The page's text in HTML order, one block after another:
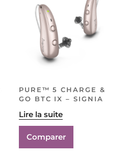
PURE™ 5 CHARGE &
GO BTC IX – SIGNIA
Lire la suite
Comparer